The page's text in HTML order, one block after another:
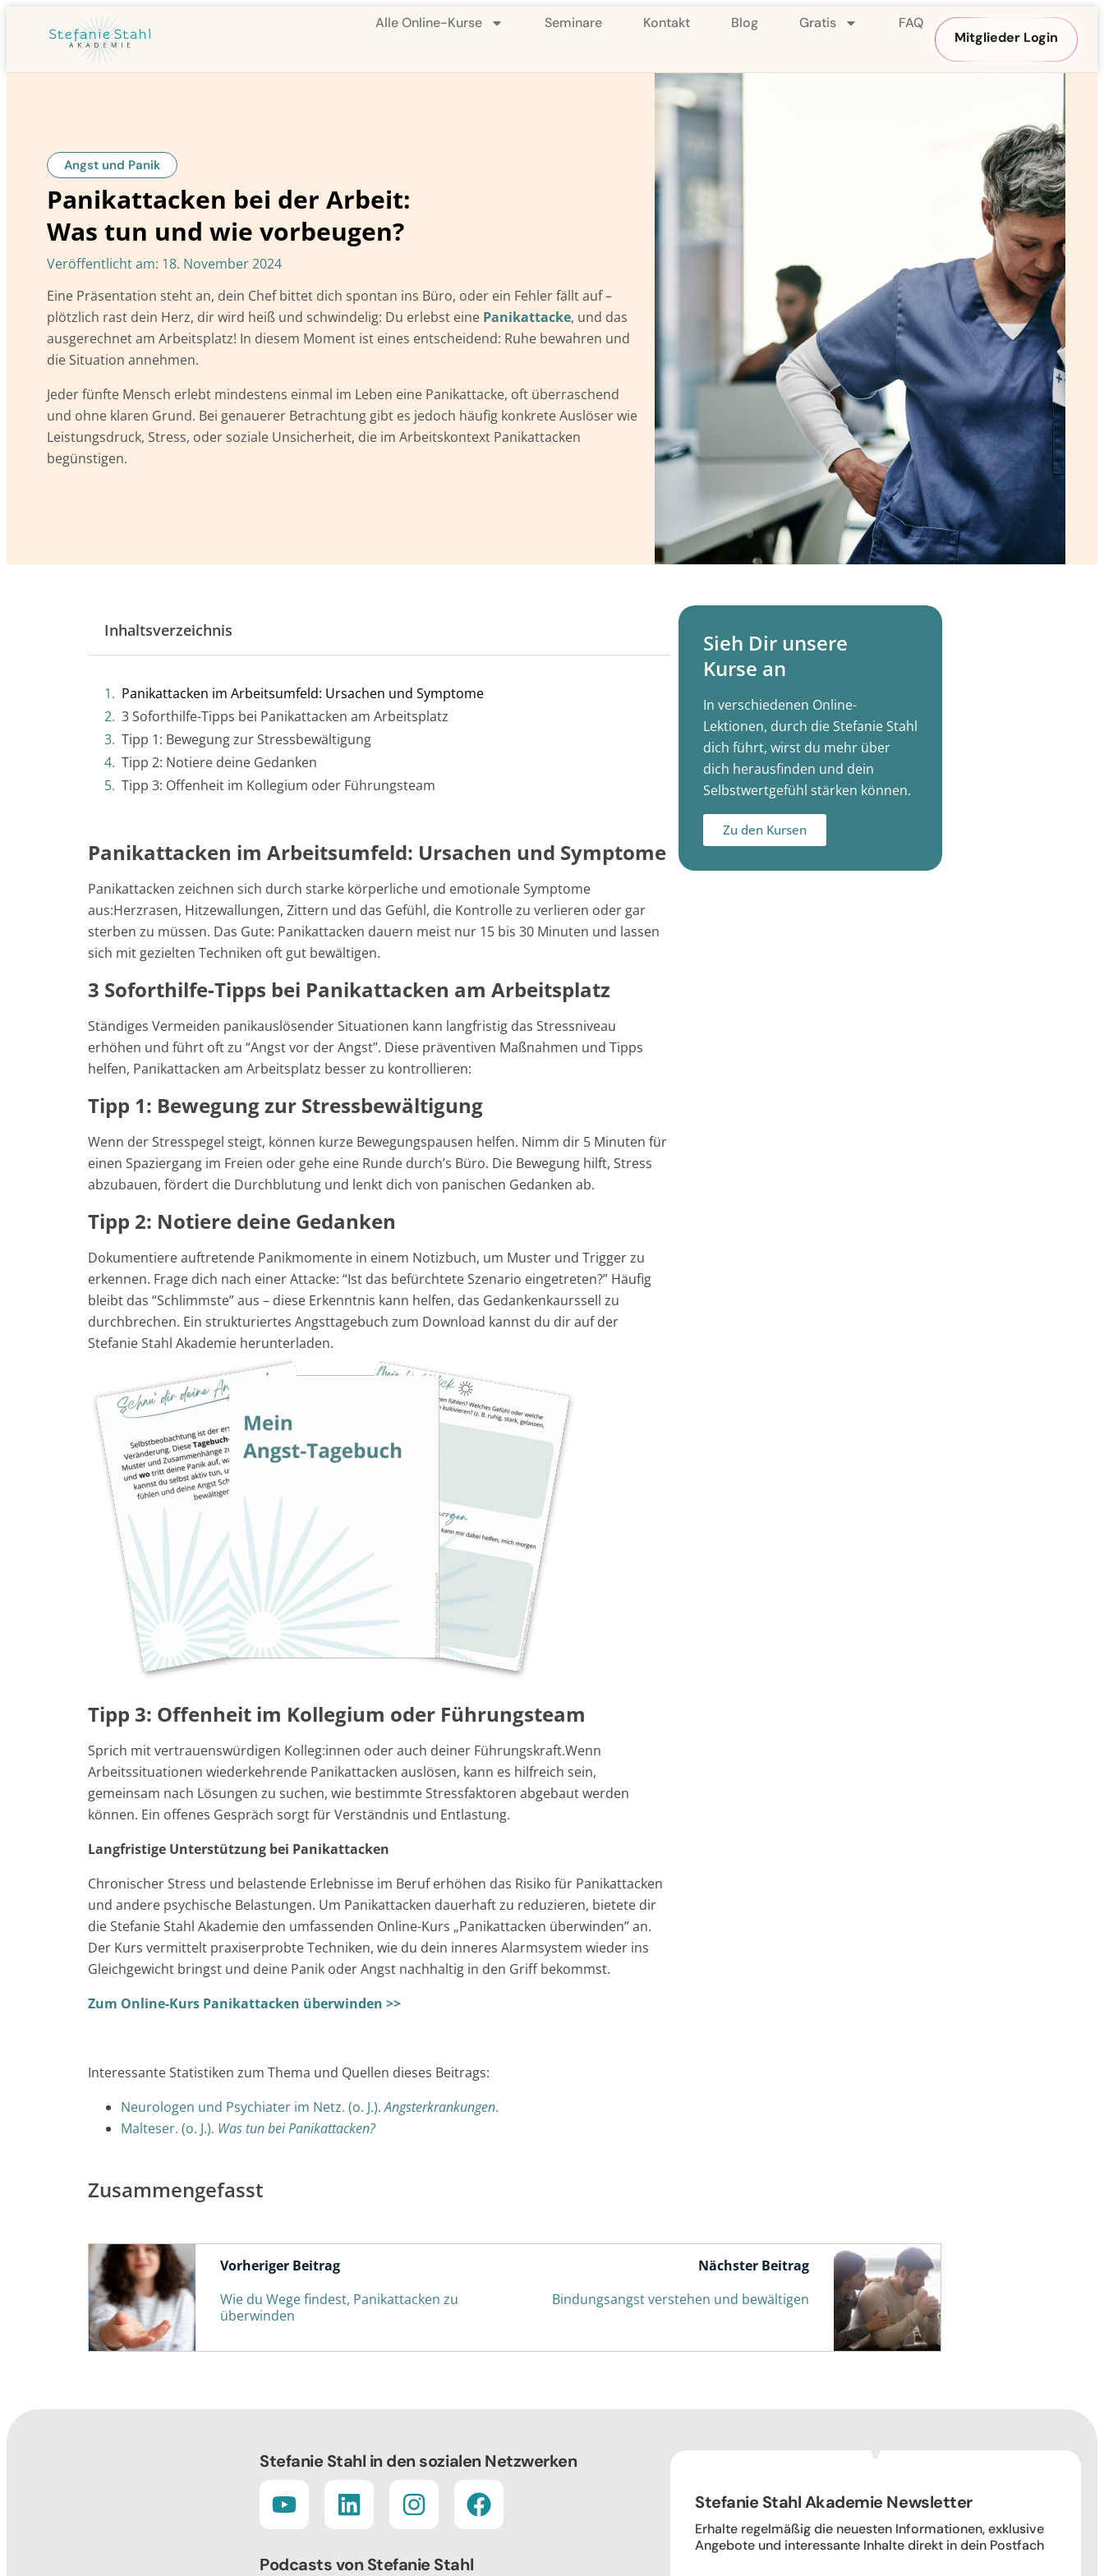
Alle Online-Kurse Seminare Kontakt Blog Gratis
FAQ
Mitglieder Login
Angst und Panik
Panikattacken bei der Arbeit:
Was tun und wie vorbeugen?
Veröffentlicht am: 18. November 2024
Eine Präsentation steht an, dein Chef bittet dich spontan ins Büro, oder ein Fehler fällt auf –
plötzlich rast dein Herz, dir wird heiß und schwindelig: Du erlebst eine Panikattacke, und das
ausgerechnet am Arbeitsplatz! In diesem Moment ist eines entscheidend: Ruhe bewahren und
die Situation annehmen.
Jeder fünfte Mensch erlebt mindestens einmal im Leben eine Panikattacke, oft überraschend
und ohne klaren Grund. Bei genauerer Betrachtung gibt es jedoch häufig konkrete Auslöser wie
Leistungsdruck, Stress, oder soziale Unsicherheit, die im Arbeitskontext Panikattacken
begünstigen.
Inhaltsverzeichnis
Panikattacken im Arbeitsumfeld: Ursachen und Symptome
3 Soforthilfe-Tipps bei Panikattacken am Arbeitsplatz
Tipp 1: Bewegung zur Stressbewältigung
Tipp 2: Notiere deine Gedanken
Tipp 3: Offenheit im Kollegium oder Führungsteam
Panikattacken im Arbeitsumfeld: Ursachen und Symptome
Panikattacken zeichnen sich durch starke körperliche und emotionale Symptome
aus:Herzrasen, Hitzewallungen, Zittern und das Gefühl, die Kontrolle zu verlieren oder gar
sterben zu müssen. Das Gute: Panikattacken dauern meist nur 15 bis 30 Minuten und lassen
sich mit gezielten Techniken oft gut bewältigen.
3 Soforthilfe-Tipps bei Panikattacken am Arbeitsplatz
Ständiges Vermeiden panikauslösender Situationen kann langfristig das Stressniveau
erhöhen und führt oft zu “Angst vor der Angst”. Diese präventiven Maßnahmen und Tipps
helfen, Panikattacken am Arbeitsplatz besser zu kontrollieren:
Tipp 1: Bewegung zur Stressbewältigung
Wenn der Stresspegel steigt, können kurze Bewegungspausen helfen. Nimm dir 5 Minuten für
einen Spaziergang im Freien oder gehe eine Runde durch’s Büro. Die Bewegung hilft, Stress
abzubauen, fördert die Durchblutung und lenkt dich von panischen Gedanken ab.
Tipp 2: Notiere deine Gedanken
Dokumentiere auftretende Panikmomente in einem Notizbuch, um Muster und Trigger zu
erkennen. Frage dich nach einer Attacke: “Ist das befürchtete Szenario eingetreten?” Häufig
bleibt das “Schlimmste” aus – diese Erkenntnis kann helfen, das Gedankenkaurssell zu
durchbrechen. Ein strukturiertes Angsttagebuch zum Download kannst du dir auf der
Stefanie Stahl Akademie herunterladen.
Tipp 3: Offenheit im Kollegium oder Führungsteam
Sprich mit vertrauenswürdigen Kolleg:innen oder auch deiner Führungskraft.Wenn
Arbeitssituationen wiederkehrende Panikattacken auslösen, kann es hilfreich sein,
gemeinsam nach Lösungen zu suchen, wie bestimmte Stressfaktoren abgebaut werden
können. Ein offenes Gespräch sorgt für Verständnis und Entlastung.
Langfristige Unterstützung bei Panikattacken
Chronischer Stress und belastende Erlebnisse im Beruf erhöhen das Risiko für Panikattacken
und andere psychische Belastungen. Um Panikattacken dauerhaft zu reduzieren, bietete dir
die Stefanie Stahl Akademie den umfassenden Online-Kurs „Panikattacken überwinden” an.
Der Kurs vermittelt praxiserprobte Techniken, wie du dein inneres Alarmsystem wieder ins
Gleichgewicht bringst und deine Panik oder Angst nachhaltig in den Griff bekommst.
Zum Online-Kurs Panikattacken überwinden >>
Interessante Statistiken zum Thema und Quellen dieses Beitrags:
Neurologen und Psychiater im Netz. (o. J.).Angsterkrankungen.
Malteser. (o. J.). Was tun bei Panikattacken?
Zusammengefasst
Sieh Dir unsere
Kurse an
In verschiedenen Online-
Lektionen, durch die Stefanie Stahl
dich führt, wirst du mehr über
dich herausfinden und dein
Selbstwertgefühl stärken können.
Zu den Kursen
Vorheriger Beitrag
Wie du Wege findest, Panikattacken zu
überwinden
Nächster Beitrag
Bindungsangst verstehen und bewältigen
Stefanie Stahl Akademie Newsletter
Erhalte regelmäßig die neuesten Informationen, exklusive
Angebote und interessante Inhalte direkt in dein Postfach
Stefanie Stahl in den sozialen Netzwerken
Podcasts von Stefanie Stahl